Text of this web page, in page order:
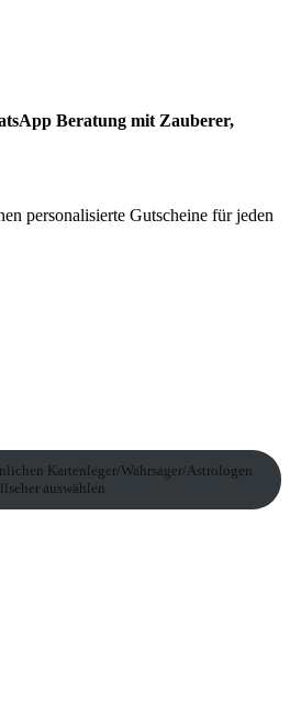
Beratung mit Zauberer,
personalisierte Gutscheine für jeden
Kartenleger/Wahrsager/Astrologen
auswählen